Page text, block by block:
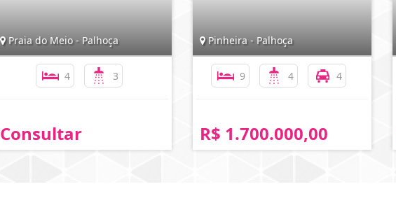
Praia do Meio - Palhoça
4 3
Consultar
Pinheira - Palhoça
9 4 4
R$ 1.700.000,00